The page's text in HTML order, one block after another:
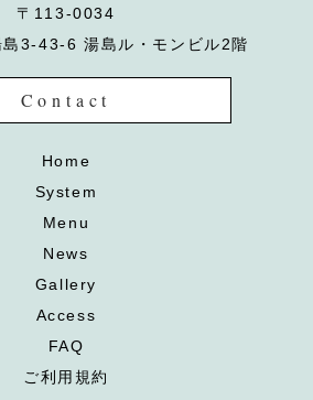
〒113-0034
島3-43-6 湯島ル・モンビル2階
Contact
Home
System
Menu
News
Gallery
Access
FAQ
ご利用規約